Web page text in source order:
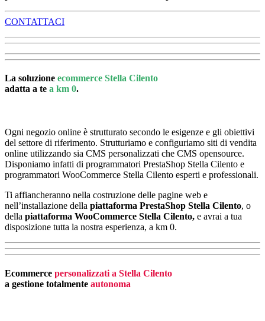
CONTATTACI
La soluzione ecommerce Stella Cilento
adatta a te a km 0.
Ogni negozio online è strutturato secondo le esigenze e gli obiettivi
del settore di riferimento. Strutturiamo e configuriamo siti di vendita
online utilizzando sia CMS personalizzati che CMS opensource.
Disponiamo infatti di programmatori PrestaShop Stella Cilento e
programmatori WooCommerce Stella Cilento esperti e professionali.
Ti affiancheranno nella costruzione delle pagine web e
nell’installazione della piattaforma PrestaShop Stella Cilento, o
della piattaforma WooCommerce Stella Cilento, e avrai a tua
disposizione tutta la nostra esperienza, a km 0.
Ecommerce personalizzati a Stella Cilento
a gestione totalmente autonoma